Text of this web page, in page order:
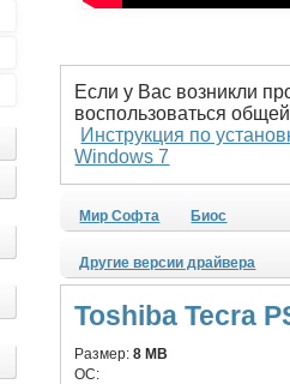
Если у Вас возникли
воспользоваться
Инструкция по
Windows 7
Мир Софта Биос
Другие версии драйвера
Toshiba Tecra
Размер:8 MB
ОС: